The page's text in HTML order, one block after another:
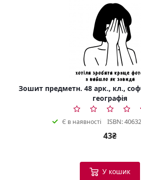
Зошит предметн. 48 арк., кл.,
географія
Є в наявності ISBN:
43₴
У кошик